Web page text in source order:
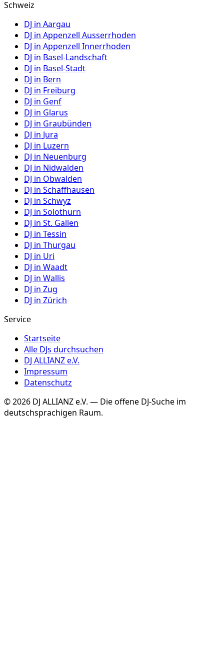
Schweiz
DJ in Aargau
DJ in Appenzell Ausserrhoden
DJ in Appenzell Innerrhoden
DJ in Basel-Landschaft
DJ in Basel-Stadt
DJ in Bern
DJ in Freiburg
DJ in Genf
DJ in Glarus
DJ in Graubünden
DJ in Jura
DJ in Luzern
DJ in Neuenburg
DJ in Nidwalden
DJ in Obwalden
DJ in Schaffhausen
DJ in Schwyz
DJ in Solothurn
DJ in St. Gallen
DJ in Tessin
DJ in Thurgau
DJ in Uri
DJ in Waadt
DJ in Wallis
DJ in Zug
DJ in Zürich
Service
Startseite
Alle DJs durchsuchen
DJ ALLIANZ e.V.
Impressum
Datenschutz
©2026 DJ ALLIANZ e.V. — Die offene DJ-Suche im
deutschsprachigen Raum.